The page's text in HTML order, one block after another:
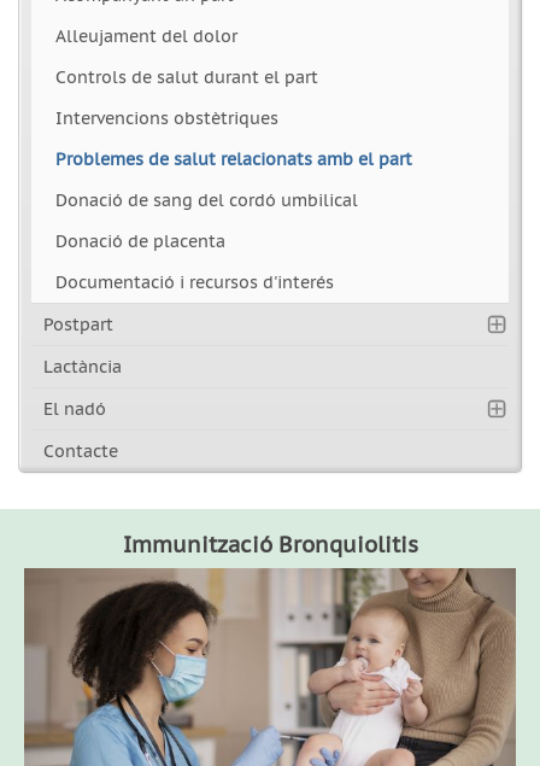
Alleujament del dolor
Controls de salut durant el part
Intervencions obstètriques
Problemes de salut relacionats amb el part
Donació de sang del cordó umbilical
Donació de placenta
Documentació i recursos d'interés
Postpart
Lactància
El nadó
Contacte
Immunització Bronquiolitis